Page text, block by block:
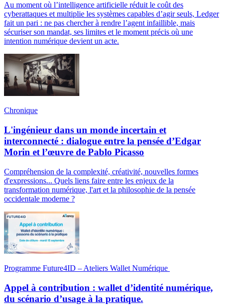
Au moment où l’intelligence artificielle réduit le coût des
cyberattaques et multiplie les systèmes capables d’agir seuls, Ledger
fait un pari : ne pas chercher à rendre l’agent infaillible, mais
sécuriser son mandat, ses limites et le moment précis où une
intention numérique devient un acte.
Chronique
L'ingénieur dans un monde incertain et
interconnecté : dialogue entre la pensée d’Edgar
Morin et l’œuvre de Pablo Picasso
Compréhension de la complexité, créativité, nouvelles formes
d'expressions... Quels liens faire entre les enjeux de la
transformation numérique, l'art et la philosophie de la pensée
occidentale moderne ?
Programme Future4ID – Ateliers Wallet Numérique
Appel à contribution : wallet d’identité numérique,
du scénario d’usage à la pratique.